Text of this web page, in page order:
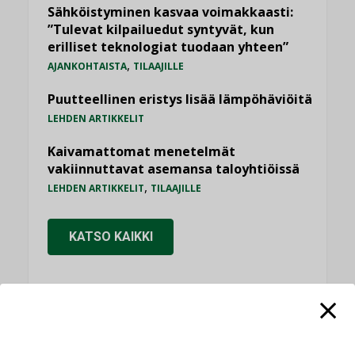
Sähköistyminen kasvaa voimakkaasti:
”Tulevat kilpailuedut syntyvät, kun
erilliset teknologiat tuodaan yhteen”
AJANKOHTAISTA, TILAAJILLE
Puutteellinen eristys lisää lämpöhäviöitä
LEHDEN ARTIKKELIT
Kaivamattomat menetelmät
vakiinnuttavat asemansa taloyhtiöissä
LEHDEN ARTIKKELIT, TILAAJILLE
KATSO KAIKKI